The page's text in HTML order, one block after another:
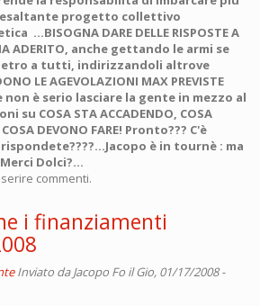
esaltante progetto collettivo
...BISOGNA DARE DELLE RISPOSTE A
ADERITO, anche gettando le armi se
a tutti, indirizzandoli altrove
LE AGEVOLAZIONI MAX PREVISTE
e non è serio lasciare la gente in mezzo al
su COSA STA ACCADENDO, COSA
DEVONO FARE! Pronto??? C'è
è in tournè : ma
Dolci?...
commenti.
i finanziamenti
Inviato daJacopo Fo il Gio, 01/17/2008 -